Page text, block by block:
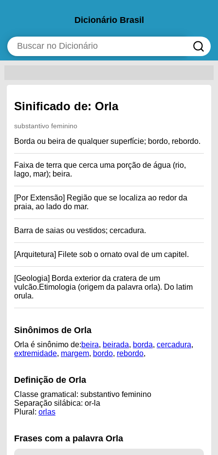
Dicionário Brasil
Sinificado de: Orla
substantivo feminino
Borda ou beira de qualquer superfície; bordo, rebordo.
Faixa de terra que cerca uma porção de água (rio,
lago, mar); beira.
[Por Extensão] Região que se localiza ao redor da
praia, ao lado do mar.
Barra de saias ou vestidos; cercadura.
[Arquitetura] Filete sob o ornato oval de um capitel.
[Geologia] Borda exterior da cratera de um
vulcão.Etimologia (origem da palavra orla). Do latim
orula.
Sinônimos de Orla
Orla é sinônimo de:beira, beirada, borda, cercadura,
extremidade, margem, bordo, rebordo,
Definição de Orla
Classe gramatical: substantivo feminino
Separação silábica: or-la
Plural: orlas
Frases com a palavra Orla